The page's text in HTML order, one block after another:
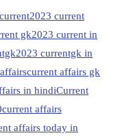
2023 current
gk2023 current in
2023 currentgk in
current affairs gk
in hindiCurrent
current affairs
affairs today in